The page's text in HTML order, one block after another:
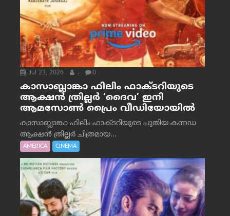
Jul 23, 2026 . 0
കാസാബ്ലാങ്കാ ഫിലിം ഫാക്ടറിയുടെ
ആക്ഷൻ ത്രില്ലർ ‘ദൈവ’ ഇനി
ആമസോൺ പ്രൈം വീഡിയോയിൽ
കാസാബ്ലാങ്കാ ഫിലിം ഫാക്ടറിയുടെ പുതിയ കന്നഡ
ആക്ഷൻ ത്രില്ലർ ചിത്രമായ...
AMERICA CINEMA